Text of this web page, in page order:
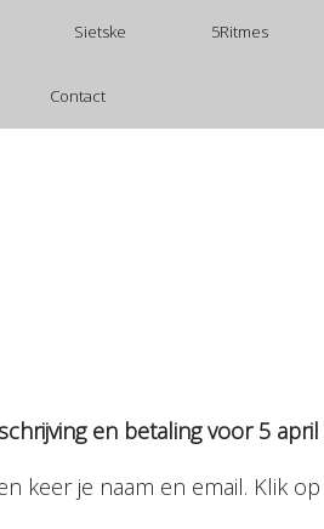
Sietske 5Ritmes
Contact
en betaling voor 5 april
keer je naam en email. Klik